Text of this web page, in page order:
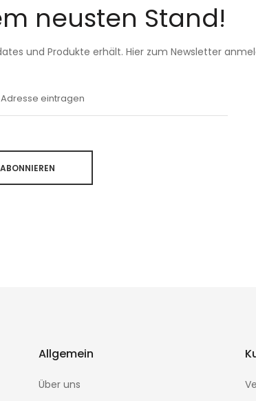
neusten Stand!
und Produkte erhält. Hier zum Newsletter
ABONNIEREN
Allgemein
Über uns